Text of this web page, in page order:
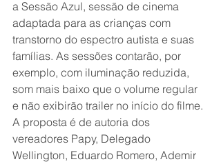
a Sessão Azul, sessão de cinema
adaptada para as crianças com
transtorno do espectro autista e suas
famílias. As sessões contarão, por
exemplo, com iluminação reduzida,
som mais baixo que o volume regular
e não exibirão trailer no início do filme.
A proposta é de autoria dos
vereadores Papy, Delegado
Wellington, Eduardo Romero, Ademir